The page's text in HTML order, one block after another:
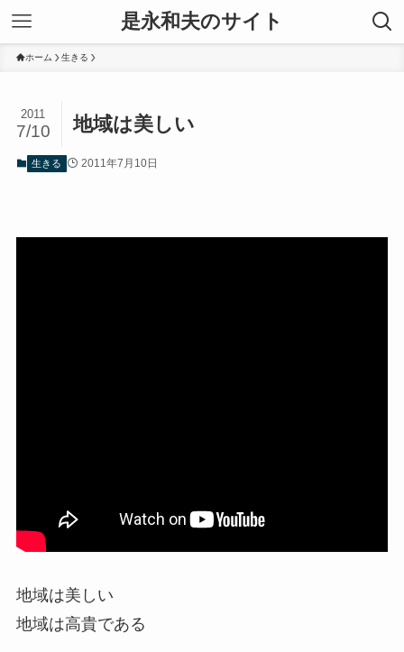
是永和夫のサイト
ホーム 生きる
地域は美しい
2011
7/10
生きる 2011年7月10日
地域は美しい
地域は高貴である